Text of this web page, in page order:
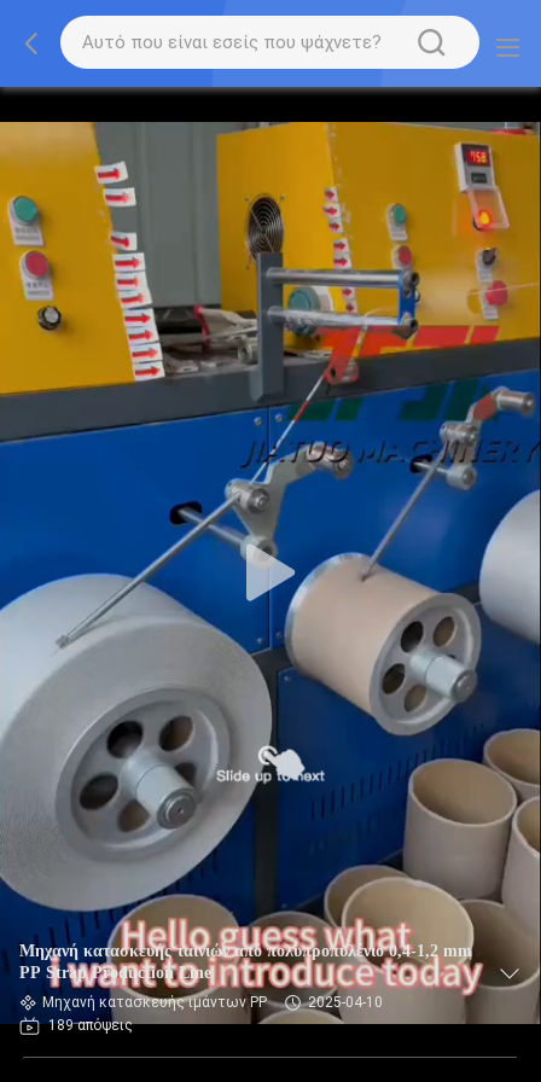
Μηχανή κατασκευής ταινιών από πολυπροπυλένιο 0,4-1,2 mm
PP Strap Production Line
Μηχανή κατασκευής ιμάντων PP
2025-04-10
189 απόψεις